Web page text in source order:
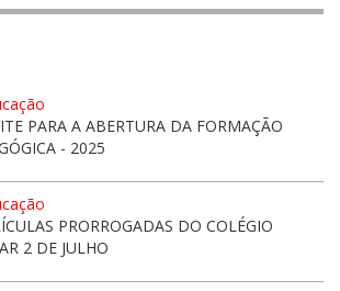
PARA A ABERTURA DA FORMAÇÃO
- 2025
PRORROGADAS DO COLÉGIO
2 DE JULHO